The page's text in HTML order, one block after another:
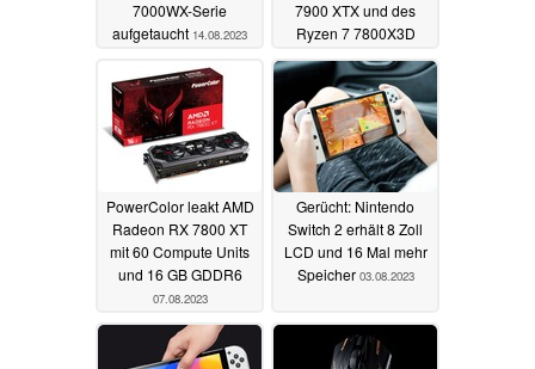
7000WX-Serie
aufgetaucht 14.08.2023
7900 XTX und des
Ryzen 7 7800X3D
10.08.2023
PowerColor leakt AMD
Radeon RX 7800 XT
mit 60 Compute Units
und 16 GB GDDR6
07.08.2023
Gerücht: Nintendo
Switch 2 erhält 8 Zoll
LCD und 16 Mal mehr
Speicher 03.08.2023